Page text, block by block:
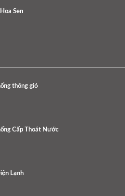
Sen
thông gió
Cấp Thoát Nước
Lạnh